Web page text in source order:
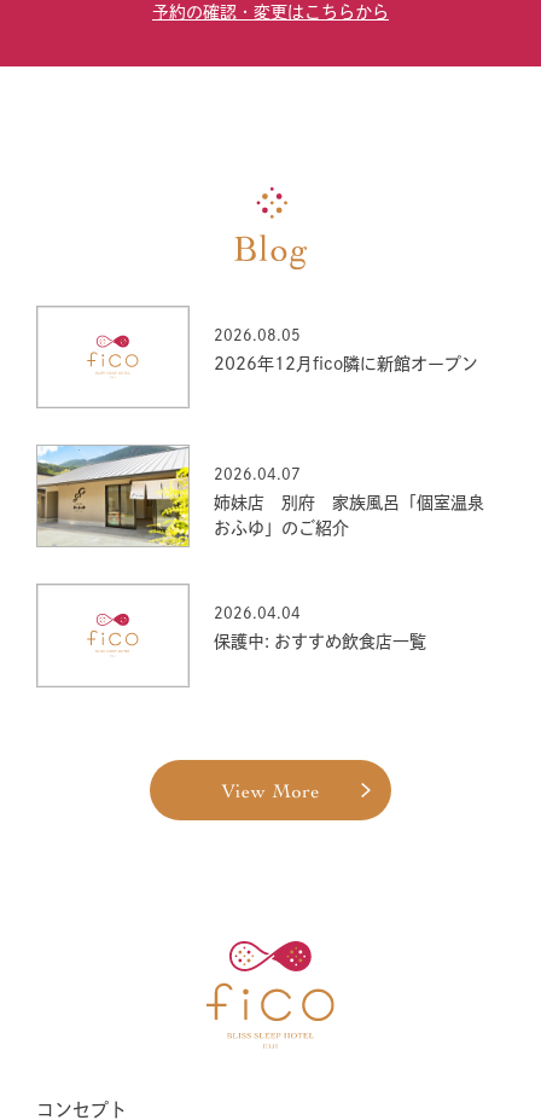
予約の確認・変更はこちらから
2026.08.05
2026年12月fico隣に新館オープン
2026.04.07
姉妹店 別府 家族風呂「個室温泉
おふゆ」のご紹介
2026.04.04
保護中: おすすめ飲食店一覧
コンセプト